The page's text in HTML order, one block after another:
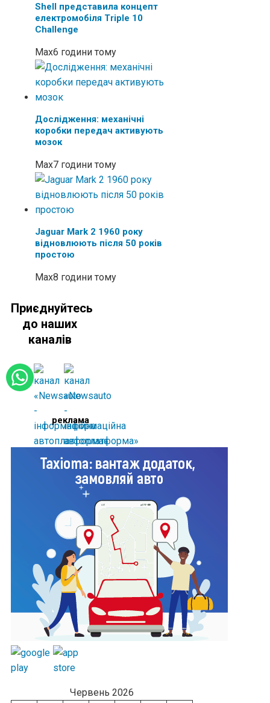
Shell представила концепт
електромобіля Triple 10
Challenge
Max6 години тому
Дослідження: механічні
коробки передач активують
мозок
Max7 години тому
Jaguar Mark 2 1960 року
відновлюють після 50 років
простою
Max8 години тому
Приєднуйтесь
до наших
каналів
реклама
Червень 2026